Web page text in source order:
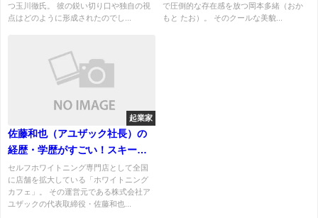
つ玉川徹氏。 彼の鋭い切り口や独自の視
点はどのように形成されたのでし...
で圧倒的な存在感を放つ岡本多緒（おか
もと たお）。 そのクールな美貌...
起業家
佐藤和也（アユザック社長）の
経歴・学歴がすごい！スキージ
ャンプ選手からホワイトニング
王への転身
セルフホワイトニング専門店として全国
に店舗を拡大している「ホワイトニング
カフェ」。 その運営元である株式会社ア
ユザックの代表取締役・佐藤和也...